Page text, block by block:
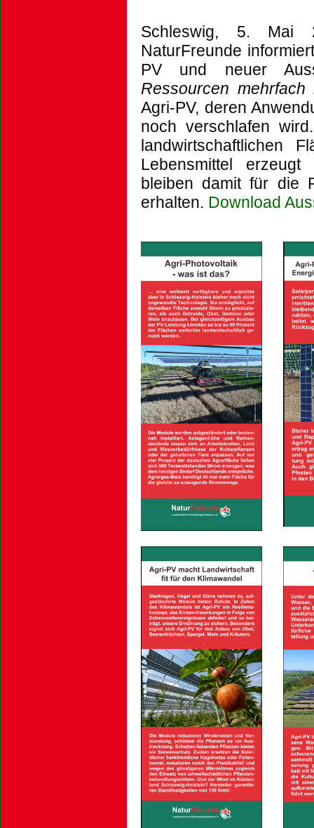
Schleswig, 5. Mai
NaturFreunde
PV und neuer
Ressourcen mehrfach
Agri-PV, deren
noch verschlafen
landwirtschaftlichen
Lebensmittel
bleiben damit für die
erhalten. Download